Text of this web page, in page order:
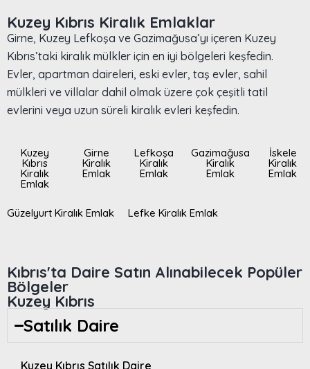
Kuzey Kıbrıs Kiralık Emlaklar
Girne, Kuzey Lefkoşa ve Gazimağusa’yı içeren Kuzey
Kıbrıs’taki kiralık mülkler için en iyi bölgeleri keşfedin.
Evler, apartman daireleri, eski evler, taş evler, sahil
mülkleri ve villalar dahil olmak üzere çok çeşitli tatil
evlerini veya uzun süreli kiralık evleri keşfedin.
Kuzey
Kıbrıs
Kiralık
Emlak
Girne
Kiralık
Emlak
Lefkoşa
Kiralık
Emlak
Gazimağusa
Kiralık
Emlak
İskele
Kiralık
Emlak
Güzelyurt Kiralık Emlak Lefke Kiralık Emlak
Kıbrıs'ta Daire Satın Alınabilecek Popüler
Bölgeler
Kuzey Kıbrıs
Satılık Daire
Kuzey Kıbrıs Satılık Daire